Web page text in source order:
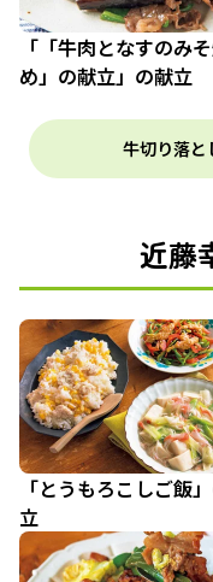
「「牛肉となすのみ
め」の献立」の献立
牛切り落と
近藤
「とうもろこしご飯
立